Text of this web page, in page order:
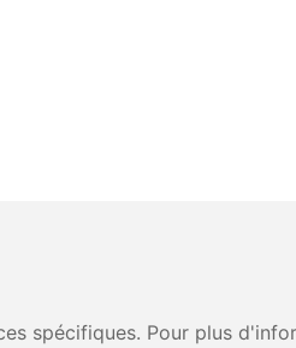
spécifiques. Pour plus